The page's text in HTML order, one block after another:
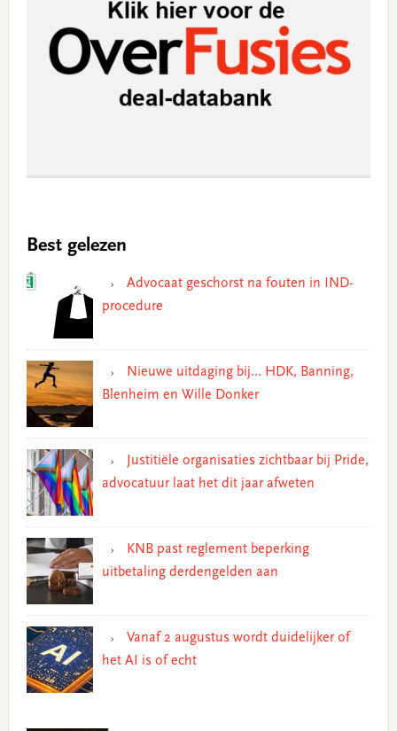
Best gelezen
Advocaat geschorst na fouten in IND-
procedure
Nieuwe uitdaging bij… HDK, Banning,
Blenheim en Wille Donker
Justitiële organisaties zichtbaar bij Pride,
advocatuur laat het dit jaar afweten
KNB past reglement beperking
uitbetaling derdengelden aan
Vanaf 2 augustus wordt duidelijker of
het AI is of echt